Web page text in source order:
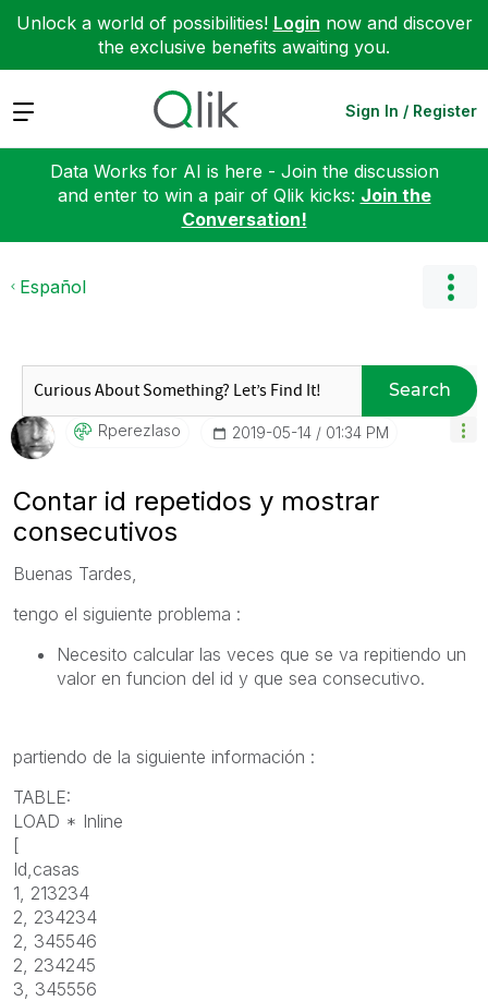
Unlock a world of possibilities! Login now and discover
the exclusive benefits awaiting you.
Expand Sign In / Register
Data Works for AI is here - Join the discussion
and enter to win a pair of Qlik kicks: Join the
Conversation!
Español
Search
Rperezlaso ‎2019-05-14 01:34 PM
Contar id repetidos y mostrar
consecutivos
Buenas Tardes,
tengo el siguiente problema :
Necesito calcular las veces que se va repitiendo un
valor en funcion del id y que sea consecutivo.
partiendo de la siguiente información :
TABLE:
LOAD * Inline
[
Id,casas
1, 213234
2, 234234
2, 345546
2, 234245
3, 345556